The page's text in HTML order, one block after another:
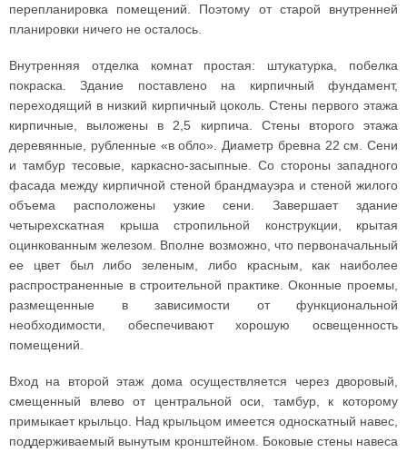
перепланировка помещений. Поэтому от старой внутренней
планировки ничего не осталось.
Внутренняя отделка комнат простая: штукатурка, побелка
покраска. Здание поставлено на кирпичный фундамент,
переходящий в низкий кирпичный цоколь. Стены первого этажа
кирпичные, выложены в 2,5 кирпича. Стены второго этажа
деревянные, рубленные «в обло». Диаметр бревна 22 см. Сени
и тамбур тесовые, каркасно-засыпные. Со стороны западного
фасада между кирпичной стеной брандмауэра и стеной жилого
объема расположены узкие сени. Завершает здание
четырехскатная крыша стропильной конструкции, крытая
оцинкованным железом. Вполне возможно, что первоначальный
ее цвет был либо зеленым, либо красным, как наиболее
распространенные в строительной практике. Оконные проемы,
размещенные в зависимости от функциональной
необходимости, обеспечивают хорошую освещенность
помещений.
Вход на второй этаж дома осуществляется через дворовый,
смещенный влево от центральной оси, тамбур, к которому
примыкает крыльцо. Над крыльцом имеется односкатный навес,
поддерживаемый вынутым кронштейном. Боковые стены навеса